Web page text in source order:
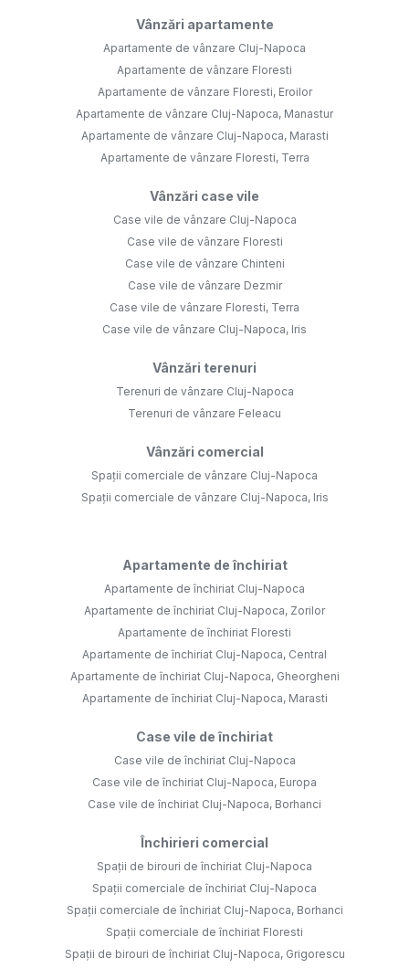
Vânzări apartamente
Apartamente de vânzare Cluj-Napoca
Apartamente de vânzare Floresti
Apartamente de vânzare Floresti, Eroilor
Apartamente de vânzare Cluj-Napoca, Manastur
Apartamente de vânzare Cluj-Napoca, Marasti
Apartamente de vânzare Floresti, Terra
Vânzări case vile
Case vile de vânzare Cluj-Napoca
Case vile de vânzare Floresti
Case vile de vânzare Chinteni
Case vile de vânzare Dezmir
Case vile de vânzare Floresti, Terra
Case vile de vânzare Cluj-Napoca, Iris
Vânzări terenuri
Terenuri de vânzare Cluj-Napoca
Terenuri de vânzare Feleacu
Vânzări comercial
Spații comerciale de vânzare Cluj-Napoca
Spații comerciale de vânzare Cluj-Napoca, Iris
Apartamente de închiriat
Apartamente de închiriat Cluj-Napoca
Apartamente de închiriat Cluj-Napoca, Zorilor
Apartamente de închiriat Floresti
Apartamente de închiriat Cluj-Napoca, Central
Apartamente de închiriat Cluj-Napoca, Gheorgheni
Apartamente de închiriat Cluj-Napoca, Marasti
Case vile de închiriat
Case vile de închiriat Cluj-Napoca
Case vile de închiriat Cluj-Napoca, Europa
Case vile de închiriat Cluj-Napoca, Borhanci
Închirieri comercial
Spații de birouri de închiriat Cluj-Napoca
Spații comerciale de închiriat Cluj-Napoca
Spații comerciale de închiriat Cluj-Napoca, Borhanci
Spații comerciale de închiriat Floresti
Spații de birouri de închiriat Cluj-Napoca, Grigorescu